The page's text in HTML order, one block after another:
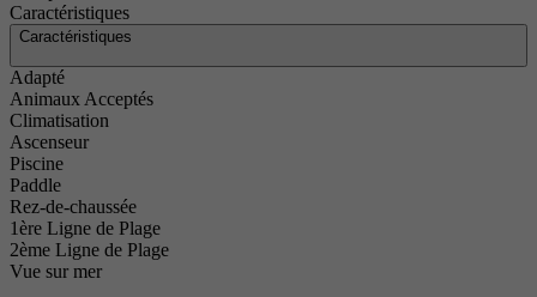
Caractéristiques
Caractéristiques
Adapté
Animaux Acceptés
Climatisation
Ascenseur
Piscine
Paddle
Rez-de-chaussée
1ère Ligne de Plage
2ème Ligne de Plage
Vue sur mer